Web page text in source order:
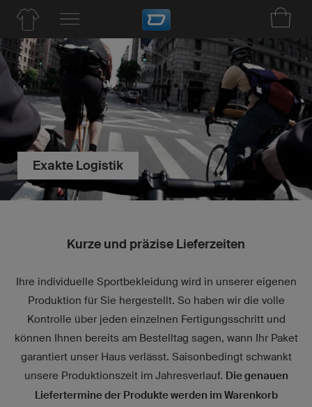
Exakte Logistik
Kurze und präzise Lieferzeiten
Ihre individuelle Sportbekleidung wird in unserer eigenen
Produktion für Sie hergestellt. So haben wir die volle
Kontrolle über jeden einzelnen Fertigungsschritt und
können Ihnen bereits am Bestelltag sagen, wann Ihr Paket
garantiert unser Haus verlässt. Saisonbedingt schwankt
unsere Produktionszeit im Jahresverlauf. Die genauen
Liefertermine der Produkte werden im Warenkorb